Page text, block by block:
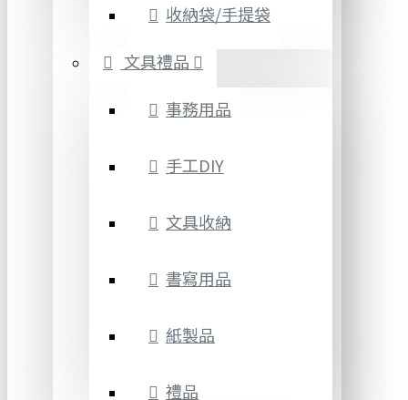
收納袋/手提袋
文具禮品
事務用品
手工DIY
文具收納
書寫用品
紙製品
禮品